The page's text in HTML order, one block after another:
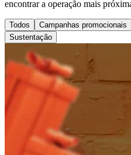
encontrar a operação mais
Todos Campanhas promocionais
Sustentação